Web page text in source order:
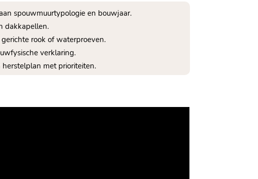
spouwmuurtypologie en bouwjaar.​
dakkapellen.​
rook of waterproeven.​
verklaring.​
herstelplan met prioriteiten.​